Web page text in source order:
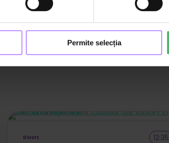
Permite selecția
Divorț 12:35